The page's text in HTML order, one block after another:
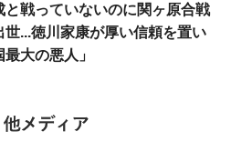
と戦っていないのに関ヶ原合戦
世...徳川家康が厚い信頼を置い
大の悪人」